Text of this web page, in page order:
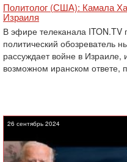
Политолог (США): Камала
Израиля
В эфире телеканала ITON.TV
политический обозреватель
рассуждает войне в Израиле,
возможном иранском ответе,
26 сентябрь 2024